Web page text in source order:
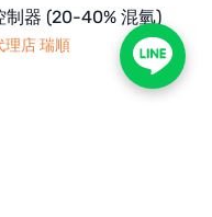
制器 (20-40% 混氫)
理店 瑞順